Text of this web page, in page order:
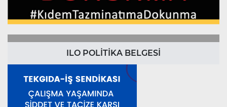
ILO POLİTİKA BELGESİ